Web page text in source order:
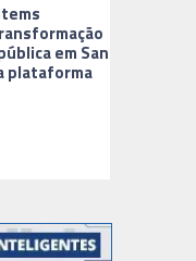
em San
plataforma